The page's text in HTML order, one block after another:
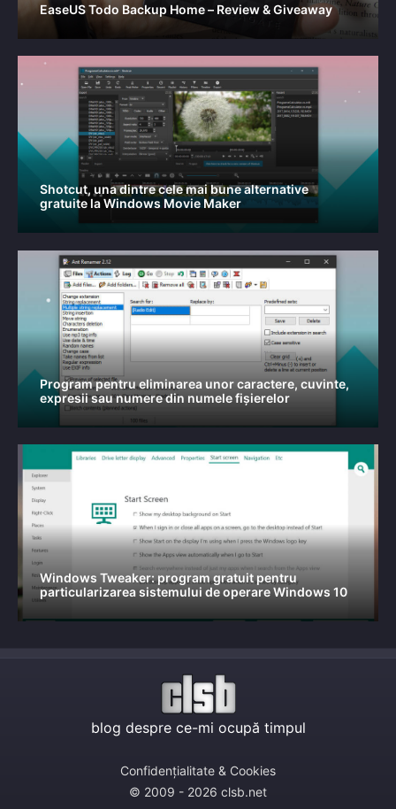
EaseUS Todo Backup Home – Review & Giveaway
Shotcut, una dintre cele mai bune alternative
gratuite la Windows Movie Maker
Program pentru eliminarea unor caractere, cuvinte,
expresii sau numere din numele fișierelor
Windows Tweaker: program gratuit pentru
particularizarea sistemului de operare Windows 10
blog despre ce-mi ocupă timpul
Confidențialitate & Cookies
© 2009 - 2026 clsb.net